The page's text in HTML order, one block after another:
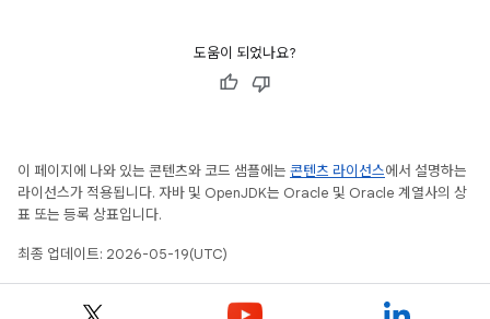
도움이 되었나요?
이 페이지에 나와 있는 콘텐츠와 코드 샘플에는 콘텐츠 라이선스에서 설명하는
라이선스가 적용됩니다. 자바 및 OpenJDK는 Oracle 및 Oracle 계열사의 상
표 또는 등록 상표입니다.
최종 업데이트: 2026-05-19(UTC)